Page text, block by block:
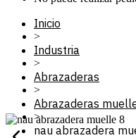
Inicio
>
Industria
>
Abrazaderas
>
Abrazaderas
>
nau abrazadera